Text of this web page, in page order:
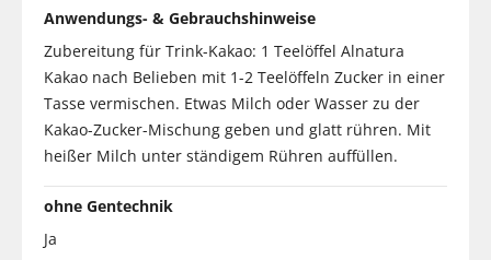
Anwendungs- & Gebrauchshinweise
Zubereitung für Trink-Kakao: 1 Teelöffel Alnatura
Kakao nach Belieben mit 1-2 Teelöffeln Zucker in einer
Tasse vermischen. Etwas Milch oder Wasser zu der
Kakao-Zucker-Mischung geben und glatt rühren. Mit
heißer Milch unter ständigem Rühren auffüllen.
ohne Gentechnik
Ja